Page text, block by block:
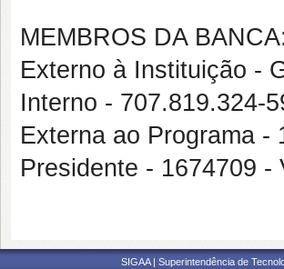
MEMBROS DA BANCA:
Externo à Instituição -
Interno - 707.819.324-
Externa ao Programa -
Presidente - 1674709 -
SIGAA | Superintendência de